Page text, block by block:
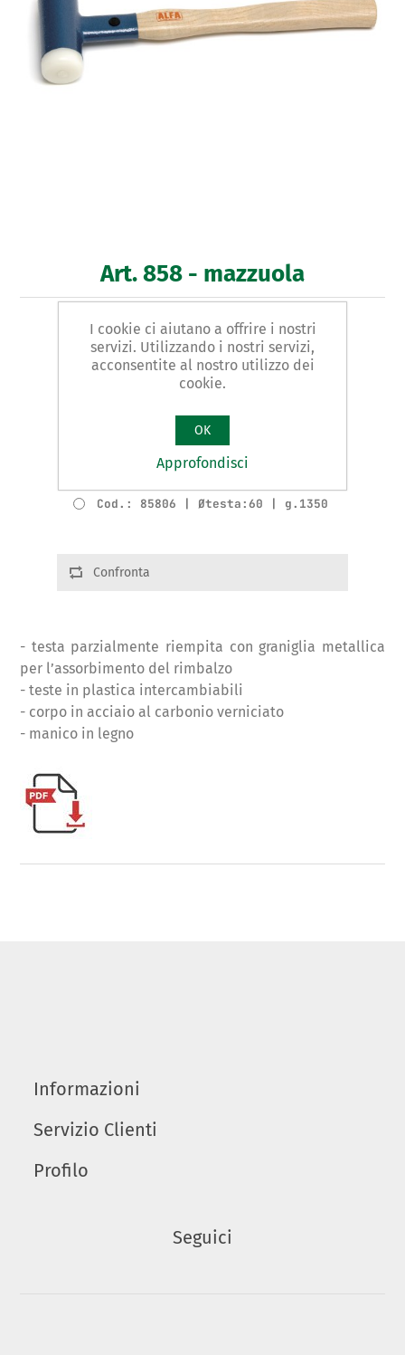
Art. 858 - mazzuola
TIPO ANTIRIMBALZO
Varianti del prodotto
Cod.: 85803 | Øtesta:40 | g.640
Cod.: 85804 | Øtesta:45 | g.790
Cod.: 85805 | Øtesta:50 | g.1050
Cod.: 85806 | Øtesta:60 | g.1350
Confronta
- testa parzialmente riempita con graniglia metallica
per l’assorbimento del rimbalzo
- teste in plastica intercambiabili
- corpo in acciaio al carbonio verniciato
- manico in legno
Informazioni
Servizio Clienti
Profilo
Seguici
I cookie ci aiutano a offrire i nostri
servizi. Utilizzando i nostri servizi,
acconsentite al nostro utilizzo dei
cookie.
OK
Approfondisci